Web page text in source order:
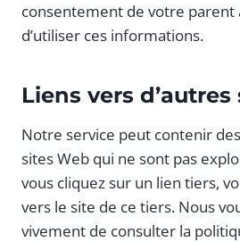
consentement de votre parent
d’utiliser ces informations.
Liens vers
Notre service peut contenir
sites Web qui ne sont pas
vous cliquez sur un lien tiers,
vers le site de ce tiers. Nous
vivement de consulter la